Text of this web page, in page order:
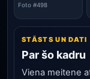
Foto #498
STĀSTS UN DATI
Par šo kadru
Viena meitene